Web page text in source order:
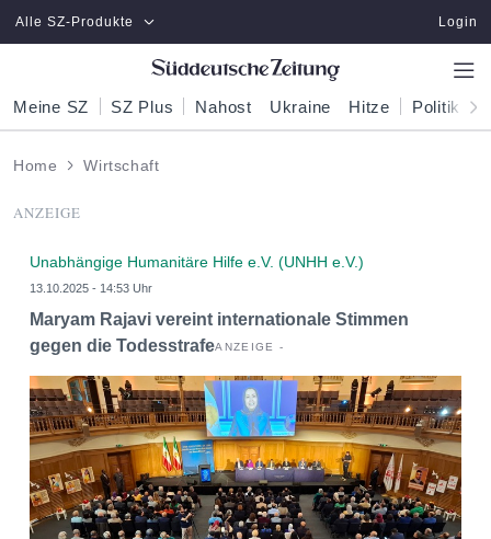
Zum Hauptinhalt springen
Alle SZ-Produkte Login
Meine SZ SZ Plus Nahost Ukraine Hitze Politik
Home Wirtschaft
ANZEIGE
Unabhängige Humanitäre Hilfe e.V. (UNHH e.V.)
13.10.2025 - 14:53 Uhr
Maryam Rajavi vereint internationale Stimmen
gegen die Todesstrafe